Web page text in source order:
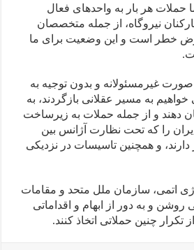
هر بار به واحدهای فعال
نیروگاه، از جمله متخصصان
خطر است و این وضعیت برای ما
غیرمسئولانه و بدون توجیه به
خواهیم به مسیر عقلانی بازگردند، به
دهند و از جمله حملات به زیرساخت
را که تحت نظارت آژانس بین‌
دارند، و همچنین تاسیسات در نزدیکی
اتمی، سازمان ملل متحد و مقامات
روشن و به دور از ابهام و اقداماتی
چنین حملاتی اتخاذ کنند.